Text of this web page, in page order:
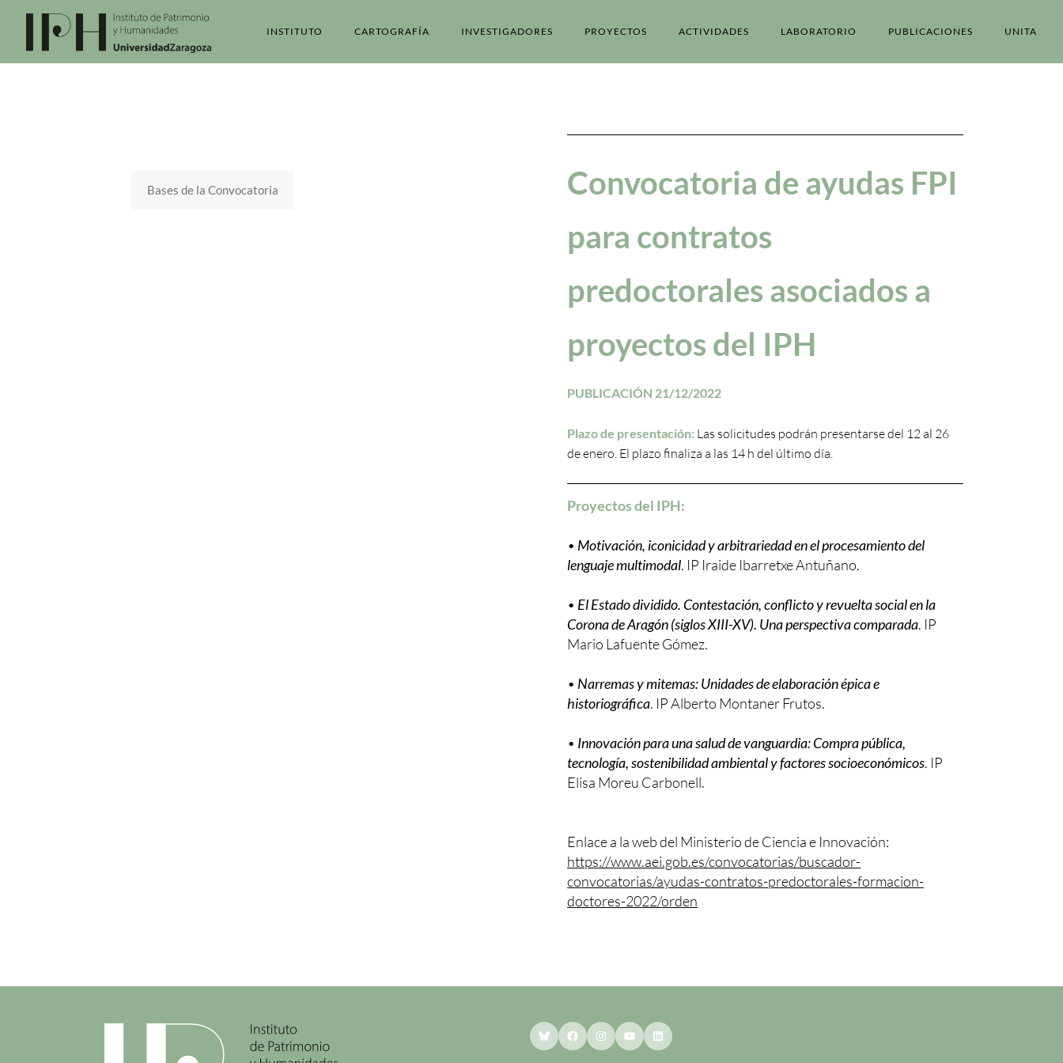
INSTITUTO CARTOGRAFÍA INVESTIGADORES PROYECTOS ACTIVIDADES LABORATORIO PUBLICACIONES UNITA
Bases de la Convocatoria
Convocatoria de ayudas FPI
para contratos
predoctorales asociados a
proyectos del IPH
PUBLICACIÓN 21/12/2022
Plazo de presentación: Las solicitudes podrán presentarse del 12 al 26
de enero. El plazo finaliza a las 14 h del último día.
Proyectos del IPH:
• Motivación, iconicidad y arbitrariedad en el procesamiento del
lenguaje multimodal. IP Iraide Ibarretxe Antuñano.
• El Estado dividido. Contestación, conflicto y revuelta social en la
Corona de Aragón (siglos XIII-XV). Una perspectiva comparada. IP
Mario Lafuente Gómez.
• Narremas y mitemas: Unidades de elaboración épica e
historiográfica. IP Alberto Montaner Frutos.
• Innovación para una salud de vanguardia: Compra pública,
tecnología, sostenibilidad ambiental y factores socioeconómicos. IP
Elisa Moreu Carbonell.
Enlace a la web del Ministerio de Ciencia e Innovación:
https://www.aei.gob.es/convocatorias/buscador-
convocatorias/ayudas-contratos-predoctorales-formacion-
doctores-2022/orden
BlueskyFacebookInstagram
YouTubeLinkedIn